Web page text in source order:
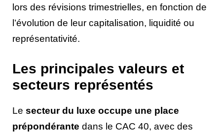
lors des révisions trimestrielles, en fonction de
l’évolution de leur capitalisation, liquidité ou
représentativité.
Les principales valeurs et
secteurs représentés
Le secteur du luxe occupe une place
prépondérante dans le CAC 40, avec des